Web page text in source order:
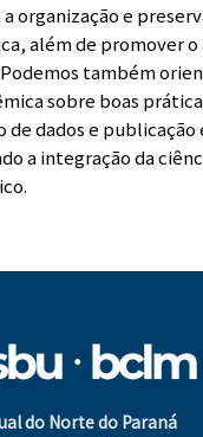
organização e
além de promover
também
sobre boas
dados e publicação
a integração da
do Norte do Paraná